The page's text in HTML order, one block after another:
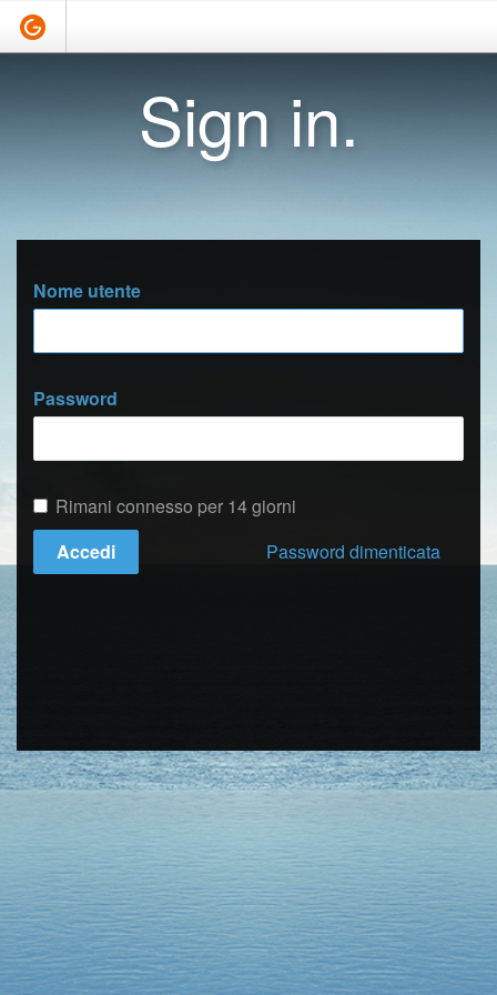
Sign in.
Nome utente
Password
Rimani connesso per 14 giorni
Accedi
Password dimenticata